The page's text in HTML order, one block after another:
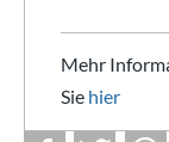
Mehr
Sie hier